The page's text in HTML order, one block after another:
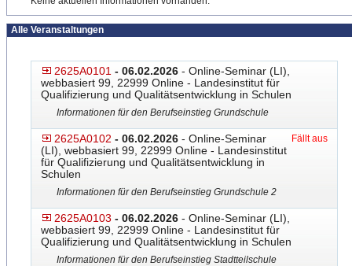
Alle Veranstaltungen
2625A0101 - 06.02.2026 - Online-Seminar (LI),
webbasiert 99, 22999 Online - Landesinstitut für
Qualifizierung und Qualitätsentwicklung in Schulen
Informationen für den Berufseinstieg Grundschule
2625A0102 - 06.02.2026 - Online-Seminar
(LI), webbasiert 99, 22999 Online - Landesinstitut
für Qualifizierung und Qualitätsentwicklung in
Schulen
Fällt aus
Informationen für den Berufseinstieg Grundschule 2
2625A0103 - 06.02.2026 - Online-Seminar (LI),
webbasiert 99, 22999 Online - Landesinstitut für
Qualifizierung und Qualitätsentwicklung in Schulen
Informationen für den Berufseinstieg Stadtteilschule